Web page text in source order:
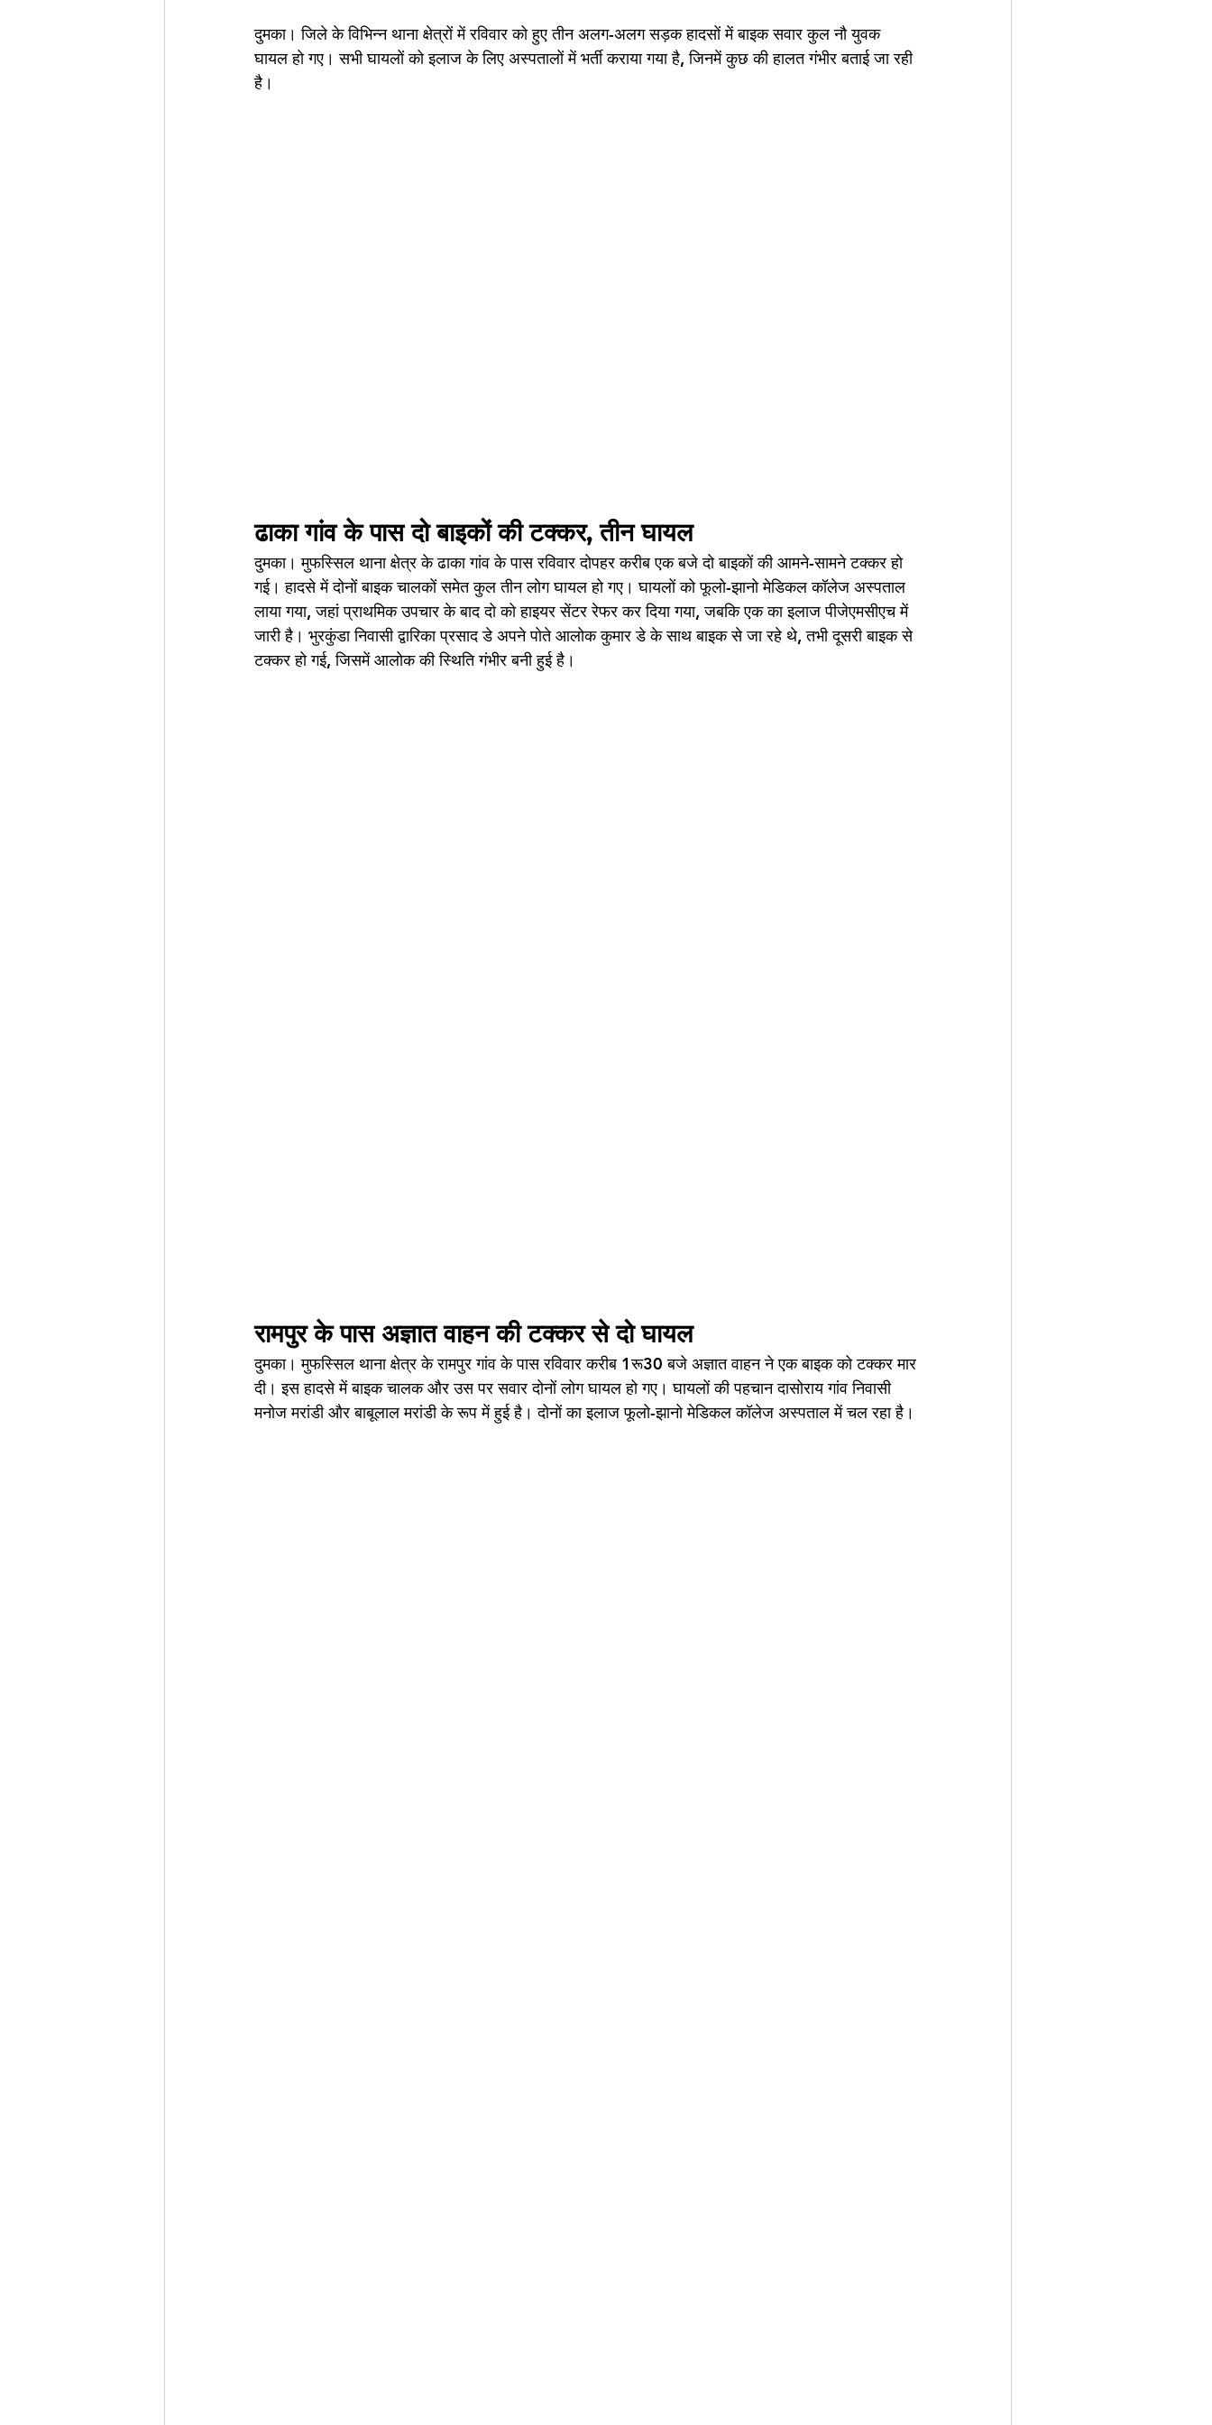
दुमका। जिले के विभिन्न थाना क्षेत्रों में रविवार को हुए तीन अलग-अलग सड़क हादसों में बाइक सवार कुल नौ युवक
घायल हो गए। सभी घायलों को इलाज के लिए अस्पतालों में भर्ती कराया गया है, जिनमें कुछ की हालत गंभीर बताई जा रही
है।
ढाका गांव के पास दो बाइकों की टक्कर, तीन घायल
दुमका। मुफस्सिल थाना क्षेत्र के ढाका गांव के पास रविवार दोपहर करीब एक बजे दो बाइकों की आमने-सामने टक्कर हो
गई। हादसे में दोनों बाइक चालकों समेत कुल तीन लोग घायल हो गए। घायलों को फूलो-झानो मेडिकल कॉलेज अस्पताल
लाया गया, जहां प्राथमिक उपचार के बाद दो को हाइयर सेंटर रेफर कर दिया गया, जबकि एक का इलाज पीजेएमसीएच में
जारी है। भुरकुंडा निवासी द्वारिका प्रसाद डे अपने पोते आलोक कुमार डे के साथ बाइक से जा रहे थे, तभी दूसरी बाइक से
टक्कर हो गई, जिसमें आलोक की स्थिति गंभीर बनी हुई है।
रामपुर के पास अज्ञात वाहन की टक्कर से दो घायल
दुमका। मुफस्सिल थाना क्षेत्र के रामपुर गांव के पास रविवार करीब 1रू30 बजे अज्ञात वाहन ने एक बाइक को टक्कर मार
दी। इस हादसे में बाइक चालक और उस पर सवार दोनों लोग घायल हो गए। घायलों की पहचान दासोराय गांव निवासी
मनोज मरांडी और बाबूलाल मरांडी के रूप में हुई है। दोनों का इलाज फूलो-झानो मेडिकल कॉलेज अस्पताल में चल रहा है।